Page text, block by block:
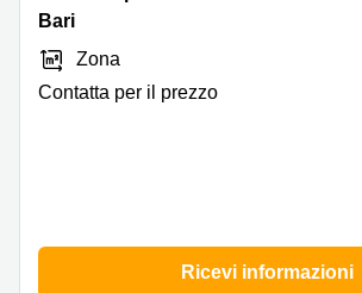
Principe
160,
Bari
Bari
Zona
Сontatta per il prezzo
Ricevi informazioni